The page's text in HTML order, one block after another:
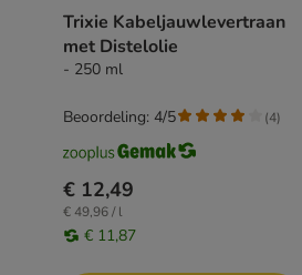
Trixie Kabeljauwlevertraan
met Distelolie
- 250 ml
€ 12,49
€ 49,96 / l
€ 11,87
Beoordeling: 4/5 (4)